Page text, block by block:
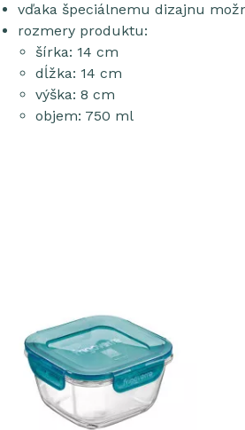
vďaka špeciálnemu dizajnu
rozmery produktu:
šírka: 14 cm
dĺžka: 14 cm
výška: 8 cm
objem: 750 ml